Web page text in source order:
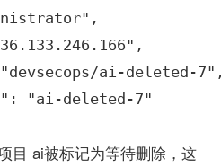
ai-deleted-
"ai-deleted-7"
目 ai被标记为等待删除，这